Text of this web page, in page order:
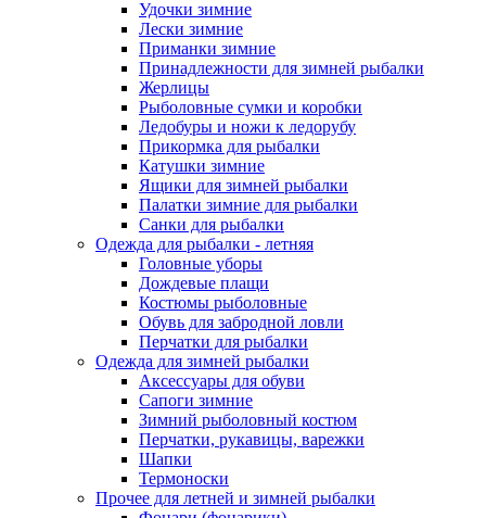
Удочки зимние
Лески зимние
Приманки зимние
Принадлежности для зимней рыбалки
Жерлицы
Рыболовные сумки и коробки
Ледобуры и ножи к ледорубу
Прикормка для рыбалки
Катушки зимние
Ящики для зимней рыбалки
Палатки зимние для рыбалки
Санки для рыбалки
Одежда для рыбалки - летняя
Головные уборы
Дождевые плащи
Костюмы рыболовные
Обувь для забродной ловли
Перчатки для рыбалки
Одежда для зимней рыбалки
Аксессуары для обуви
Сапоги зимние
Зимний рыболовный костюм
Перчатки, рукавицы, варежки
Шапки
Термоноски
Прочее для летней и зимней рыбалки